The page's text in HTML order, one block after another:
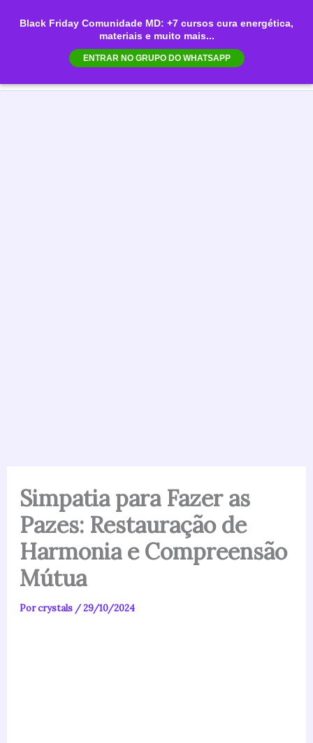
Black Friday Comunidade MD: +7 cursos cura energética,
materiais e muito mais...
ENTRAR NO GRUPO DO WHATSAPP
para
Simpatia para Fazer as
Pazes: Restauração de
Harmonia e Compreensão
Mútua
Porcrystals /29/10/2024